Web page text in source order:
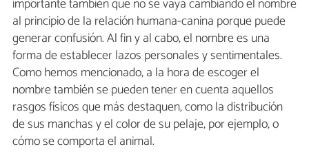
importante también que no se vaya cambiando el nombre
al principio de la relación humana-canina porque puede
generar confusión. Al fin y al cabo, el nombre es una
forma de establecer lazos personales y sentimentales.
Como hemos mencionado, a la hora de escoger el
nombre también se pueden tener en cuenta aquellos
rasgos físicos que más destaquen, como la distribución
de sus manchas y el color de su pelaje, por ejemplo, o
cómo se comporta el animal.